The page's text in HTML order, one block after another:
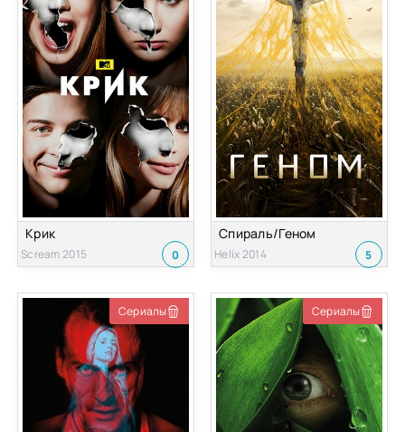
Крик
Scream 2015 0
Спираль/Геном
Helix 2014 5
Сериалы Сериалы